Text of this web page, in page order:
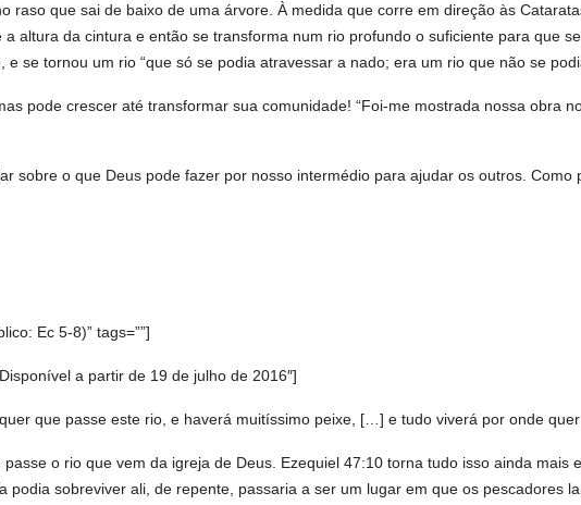
raso que sai de baixo de uma árvore. À medida que corre em direção às
altura da cintura e então se transforma num rio profundo o suficiente para que
se tornou um rio “que só se podia atravessar a nado; era um rio que não se
pode crescer até transformar sua comunidade! “Foi-me mostrada nossa obra
sobre o que Deus pode fazer por nosso intermédio para ajudar os outros.
Ec 5-8)” tags=””]
a partir de 19 de julho de 2016″]
que passe este rio, e haverá muitíssimo peixe, […] e tudo viverá por onde quer
o rio que vem da igreja de Deus. Ezequiel 47:10 torna tudo isso ainda
sobreviver ali, de repente, passaria a ser um lugar em que os pescadores